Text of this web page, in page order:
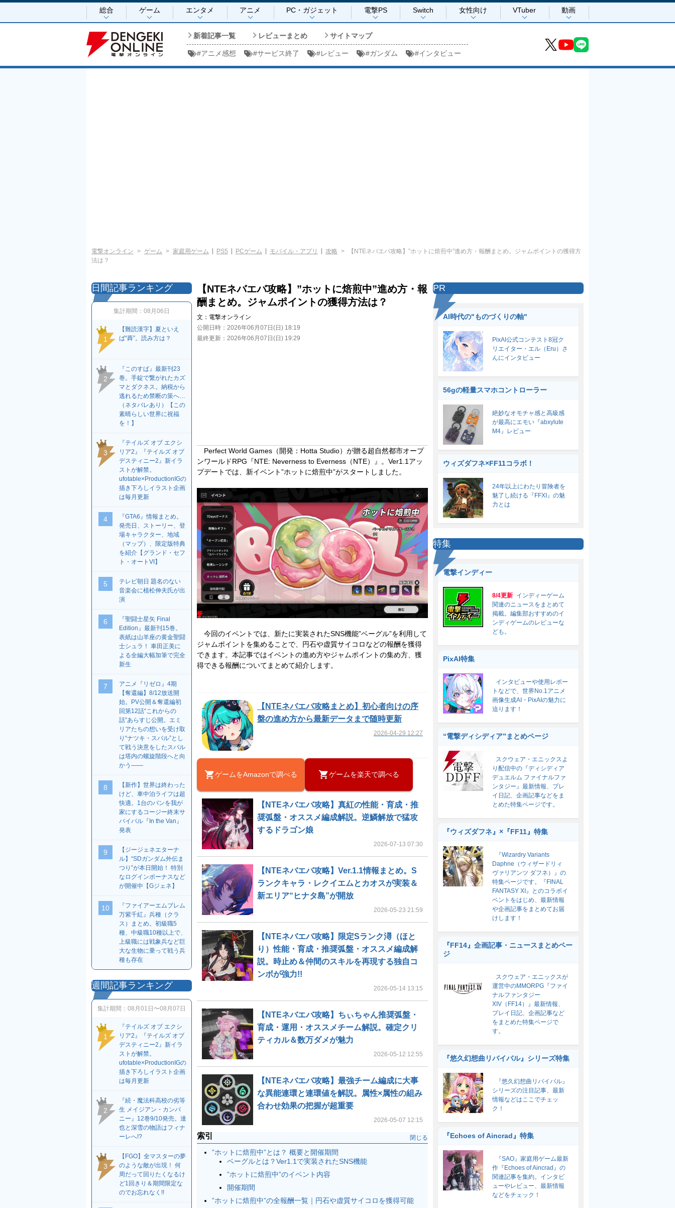
総合 ゲーム エンタメ アニメ PC・ガジェット 電撃PS Switch 女性向け VTuber 動画
新着記事一覧 レビューまとめ サイトマップ
#アニメ感想 #サービス終了 #レビュー #ガンダム #インタビュー
電撃オンライン ゲーム 家庭用ゲーム PS5 PCゲーム モバイル・アプリ 攻略
【NTEネバエバ攻略】”ホットに焙煎中”進め方・報酬まとめ。ジャムポイントの獲得方
法は？
【NTEネバエバ攻略】”ホットに焙煎中”進め方・報
酬まとめ。ジャムポイントの獲得方法は？
文： 電撃オンライン
公開日時： 2026年06月07日(日) 18:19
最終更新： 2026年06月07日(日) 19:29
Perfect World Games（開発：Hotta Studio）が贈る超自然都市オープ
ンワールドRPG『NTE: Neverness to Everness（NTE）』。Ver1.1アッ
プデートでは、新イベント”ホットに焙煎中”がスタートしました。
今回のイベントでは、新たに実装されたSNS機能”ベーグル”を利用して
ジャムポイントを集めることで、円石や虚質サイコロなどの報酬を獲得
できます。本記事ではイベントの進め方やジャムポイントの集め方、獲
得できる報酬についてまとめて紹介します。
【NTEネバエバ攻略まとめ】初心者向けの序
盤の進め方から最新データまで随時更新
2026-04-29 12:27
ゲームをAmazonで調べる ゲームを楽天で調べる
【NTEネバエバ攻略】真紅の性能・育成・推
奨弧盤・オススメ編成解説。逆鱗解放で猛攻
するドラゴン娘
2026-07-13 07:30
【NTEネバエバ攻略】Ver.1.1情報まとめ。S
ランクキャラ・レクイエムとカオスが実装＆
新エリア“ヒナタ島”が開放
2026-05-23 21:59
【NTEネバエバ攻略】限定Sランク潯（ほと
り）性能・育成・推奨弧盤・オススメ編成解
説。時止め＆仲間のスキルを再現する独自コ
ンボが強力!!
2026-05-14 13:15
【NTEネバエバ攻略】ちぃちゃん推奨弧盤・
育成・運用・オススメチーム解説。確定クリ
ティカル＆数万ダメが魅力
2026-05-12 12:55
【NTEネバエバ攻略】最強チーム編成に大事
な異能連環と連環値を解説。属性×属性の組み
合わせ効果の把握が超重要
2026-05-07 12:15
索引 閉じる
”ホットに焙煎中”とは？ 概要と開催期間
ベーグルとは？Ver1.1で実装されたSNS機能
”ホットに焙煎中”のイベント内容
開催期間
”ホットに焙煎中”の全報酬一覧｜円石や虚質サイコロを獲得可能
日間記事ランキング
集計期間： 08月06日
1
【難読漢字】夏といえ
ば“蕣”。読み方は？
2
『このすば』最新刊23
巻。手錠で繋がれたカズ
マとダクネス。納税から
逃れるため禁断の策へ…
（ネタバレあり）【この
素晴らしい世界に祝福
を！】
3
『テイルズ オブ エクシ
リア2』『テイルズ オブ
デスティニー2』新イラ
ストが解禁。
ufotable×ProductionIGの
描き下ろしイラスト企画
は毎月更新
4
『GTA6』情報まとめ。
発売日、ストーリー、登
場キャラクター、地域
（マップ）、限定版特典
を紹介【グランド・セフ
ト・オートVI】
5
テレビ朝日 題名のない
音楽会に植松伸夫氏が出
演
6
『聖闘士星矢 Final
Edition』最新刊15巻。
表紙は山羊座の黄金聖闘
士シュラ！ 車田正美に
よる全編大幅加筆で完全
新生
7
アニメ『リゼロ』4期
【奪還編】8/12放送開
始。PV公開＆奪還編初
回第12話“これからの
話”あらすじ公開。エミ
リアたちの想いを受け取
り“ナツキ・スバル”とし
て戦う決意をしたスバル
は塔内の螺旋階段へと向
かう――
8
【新作】世界は終わった
けど、車中泊ライフは超
快適。1台のバンを我が
家にするコージー終末サ
バイバル『In the Van』
発表
9
【ジージェネエターナ
ル】“SDガンダム外伝ま
つり”が本日開始！ 特別
なログインボーナスなど
が開催中【Gジェネ】
10
『ファイアーエムブレム
万紫千紅』兵種（クラ
ス）まとめ。初級職5
種、中級職10種以上で、
上級職には戦象兵など巨
大な生物に乗って戦う兵
種も存在
週間記事ランキング
集計期間： 08月01日〜08月07日
1
『テイルズ オブ エクシ
リア2』『テイルズ オブ
デスティニー2』新イラ
ストが解禁。
ufotable×ProductionIGの
描き下ろしイラスト企画
は毎月更新
2
『続・魔法科高校の劣等
生 メイジアン・カンパ
ニー』12巻9/10発売。達
也と深雪の物語はフィナ
ーレへ!?
3
【FGO】全マスターの夢
のような敵が出現！ 何
周だって回りたくなるけ
ど1回きり＆期間限定な
のでお忘れなく!!
PR
AI時代の"ものづくりの軸"
PixAI公式コンテスト8冠ク
リエイター・エル（Eru）さ
んにインタビュー
56gの軽量スマホコントローラー
絶妙なオモチャ感と高級感
が最高にエモい『abxylute
M4』レビュー
ウィズダフネ×FF11コラボ！
24年以上にわたり冒険者を
魅了し続ける『FFXI』の魅
力とは
特集
電撃インディー
8/4更新 インディーゲーム
関連のニュースをまとめて
掲載。編集部おすすめのイ
ンディゲームのレビューな
ども。
PixAI特集
インタビューや使用レポー
トなどで、世界No.1アニメ
画像生成AI・PixAIの魅力に
迫ります！
“電撃ディシディア”まとめページ
スクウェア・エニックスよ
り配信中の『ディシディア
デュエルム ファイナルファ
ンタジー』最新情報、プレ
イ日記、企画記事などをま
とめた特集ページです。
『ウィズダフネ』×『FF11』特集
『Wizardry Variants
Daphne（ウィザードリィ
ヴァリアンツ ダフネ）』の
特集ページです。『FINAL
FANTASY XI』とのコラボイ
ベントをはじめ、最新情報
や企画記事をまとめてお届
けします！
『FF14』企画記事・ニュースまとめペー
ジ
スクウェア・エニックスが
運営中のMMORPG『ファイ
ナルファンタジー
XIV（FF14）』最新情報、
プレイ日記、企画記事など
をまとめた特集ページで
す。
『悠久幻想曲リバイバル』シリーズ特集
『悠久幻想曲リバイバル』
シリーズの注目記事、最新
情報などはここでチェッ
ク！
『Echoes of Aincrad』特集
『SAO』家庭用ゲーム最新
作『Echoes of Aincrad』の
関連記事を集約。インタビ
ューやレビュー、最新情報
などをチェック！